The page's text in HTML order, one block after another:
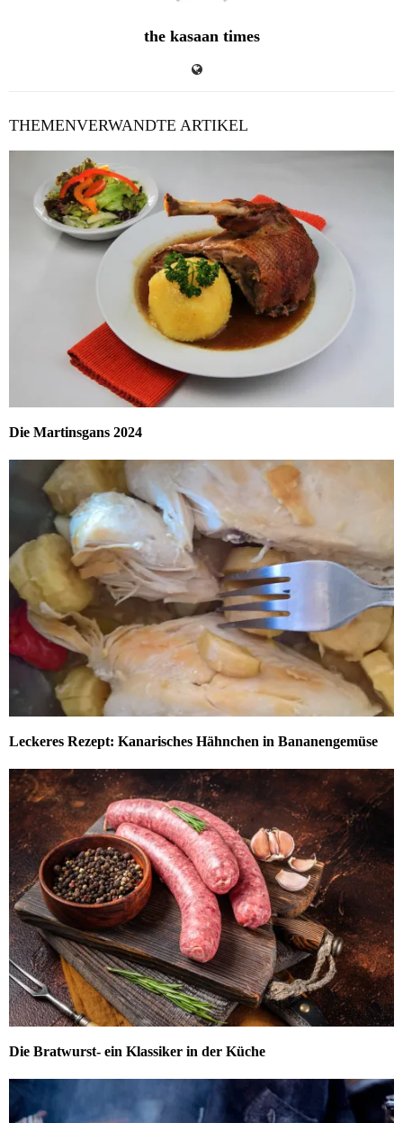
the kasaan times
THEMENVERWANDTE ARTIKEL
Die Martinsgans 2024
Leckeres Rezept: Kanarisches Hähnchen in Bananengemüse
Die Bratwurst- ein Klassiker in der Küche